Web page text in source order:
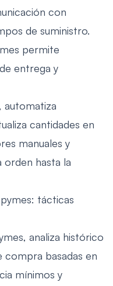
con
de suministro.
permite
entrega y
automatiza
cantidades en
manuales y
orden hasta la
tácticas
analiza histórico
compra basadas en
mínimos y